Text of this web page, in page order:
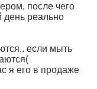
после чего
день реально
если мыть
я его в продаже